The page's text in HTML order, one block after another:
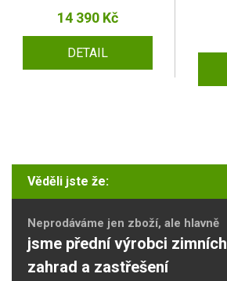
14 390 Kč
DETAIL
Věděli jste že:
Neprodáváme jen zboží, ale hlavně
jsme přední výrobci zimních
zahrad a zastřešení